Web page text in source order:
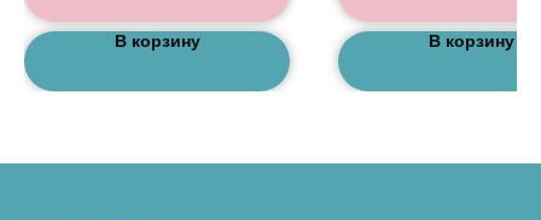
В корзину В корзину